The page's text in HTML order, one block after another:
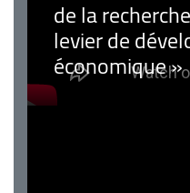
de la
levier de
économique »